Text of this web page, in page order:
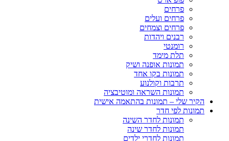
פרחים
פרחים ועלים
פרחים וצמחים
רבנים ויהדות
רומנטי
תלת מימד
תמונות אופנה ושיק
תמונות בקו אחד
תרבות וקולנוע
תמונות השראה ומוטיבציה
הקיר שלי – תמונות בהתאמה אישית
תמונות לפי חדר
תמונות לחדר השינה
תמונות לחדר שינה
תמונות לחדרי ילדים